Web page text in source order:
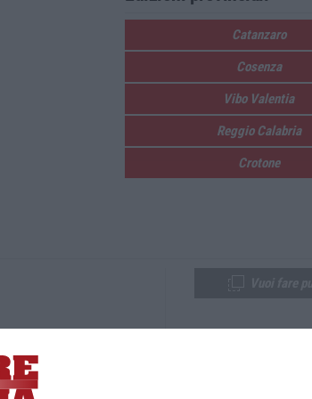
Catanzaro
Cosenza
Vibo Valentia
Reggio Calabria
Crotone